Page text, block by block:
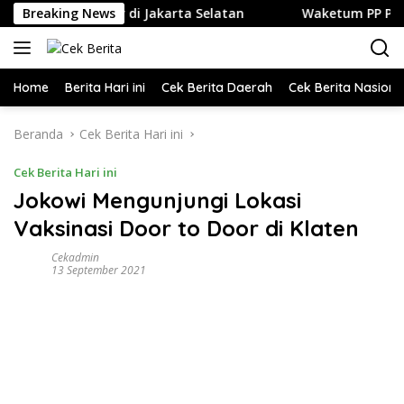
Langsung
ke
konten
Breaking News
dan Kuliner di Jakarta Selatan Waketum PP
Home Berita Hari ini Cek Berita Daerah Cek Berita
Beranda Cek Berita Hari ini
Cek Berita Hari ini
Jokowi Mengunjungi Lokasi
Vaksinasi Door to Door di Klaten
Cekadmin
13 September 2021